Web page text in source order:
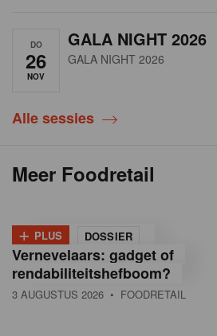
DO
26
NOV
GALA NIGHT 2026
GALA NIGHT 2026
Alle sessies
Meer Foodretail
+ PLUS DOSSIER
Vernevelaars: gadget of
rendabiliteitshefboom?
3 AUGUSTUS 2026 • FOODRETAIL